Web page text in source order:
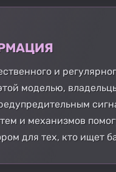
и
моделью,
и механизмов
для тех, кто ищет